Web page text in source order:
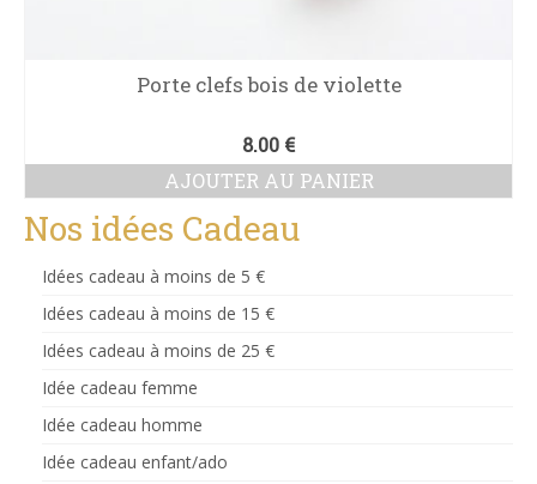
Porte clefs bois de violette
8.00 €
AJOUTER AU PANIER
Nos idées Cadeau
Idées cadeau à moins de 5 €
Idées cadeau à moins de 15 €
Idées cadeau à moins de 25 €
Idée cadeau femme
Idée cadeau homme
Idée cadeau enfant/ado